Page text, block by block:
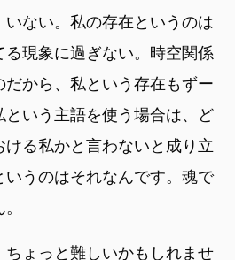
いない。私の存在というのは
現象に過ぎない。時空関係
から、私という存在もずー
という主語を使う場合は、ど
る私かと言わないと成り立
うのはそれなんです。魂で
ちょっと難しいかもしれませ